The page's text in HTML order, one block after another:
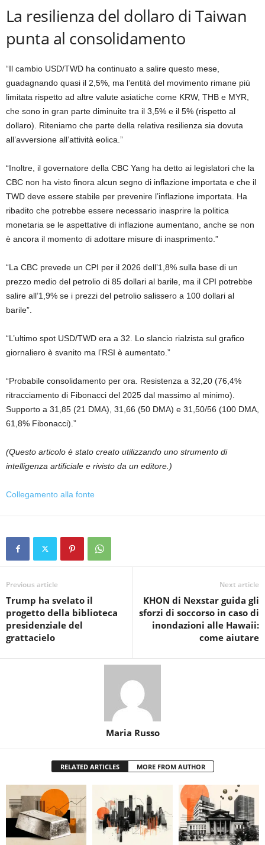
La resilienza del dollaro di Taiwan
punta al consolidamento
“Il cambio USD/TWD ha continuato a salire questo mese,
guadagnando quasi il 2,5%, ma l’entità del movimento rimane più
limitata rispetto ad altre valute asiatiche come KRW, THB e MYR,
che sono in gran parte diminuite tra il 3,5% e il 5% (rispetto al
dollaro). Riteniamo che parte della relativa resilienza sia dovuta
all’avversione all’attività eolica.”
“Inoltre, il governatore della CBC Yang ha detto ai legislatori che la
CBC non ha visto finora alcun segno di inflazione importata e che il
TWD deve essere stabile per prevenire l’inflazione importata. Ha
ribadito che potrebbe essere necessario inasprire la politica
monetaria se le aspettative di inflazione aumentano, anche se non
è ancora il momento di adottare misure di inasprimento.”
“La CBC prevede un CPI per il 2026 dell’1,8% sulla base di un
prezzo medio del petrolio di 85 dollari al barile, ma il CPI potrebbe
salire all’1,9% se i prezzi del petrolio salissero a 100 dollari al
barile”.
“L’ultimo spot USD/TWD era a 32. Lo slancio rialzista sul grafico
giornaliero è svanito ma l’RSI è aumentato.”
“Probabile consolidamento per ora. Resistenza a 32,20 (76,4%
ritracciamento di Fibonacci del 2025 dal massimo al minimo).
Supporto a 31,85 (21 DMA), 31,66 (50 DMA) e 31,50/56 (100 DMA,
61,8% Fibonacci).”
(Questo articolo è stato creato utilizzando uno strumento di
intelligenza artificiale e rivisto da un editore.)
Collegamento alla fonte
Previous article
Trump ha svelato il
progetto della biblioteca
presidenziale del
grattacielo
Next article
KHON di Nexstar guida gli
sforzi di soccorso in caso di
inondazioni alle Hawaii:
come aiutare
Maria Russo
RELATED ARTICLES MORE FROM AUTHOR